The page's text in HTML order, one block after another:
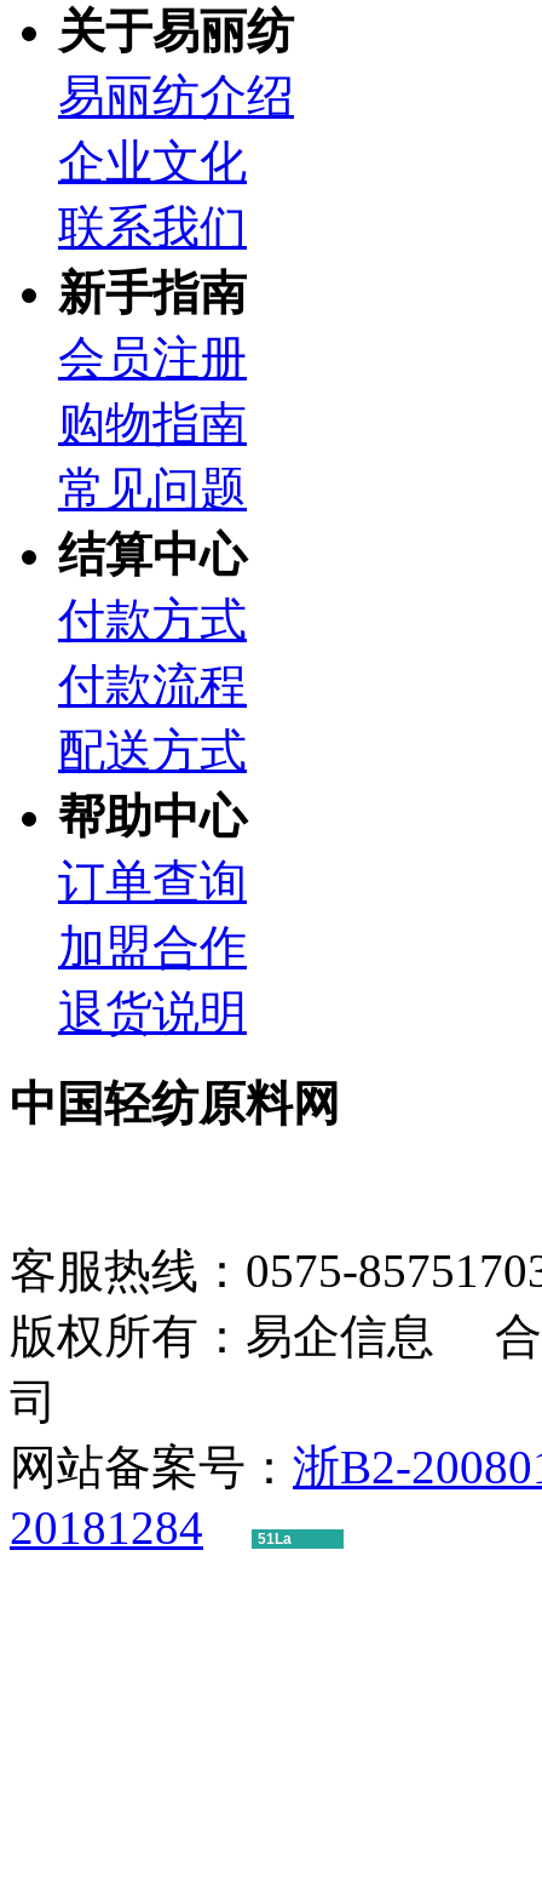
关于易丽纺
易丽纺介绍
企业文化
联系我们
新手指南
会员注册
购物指南
常见问题
结算中心
付款方式
付款流程
配送方式
帮助中心
订单查询
加盟合作
退货说明
中国轻纺原料网
客服热线：0575-
版权所有：易企信息 合
司
网站备案号： 浙B2-
20181284
51La